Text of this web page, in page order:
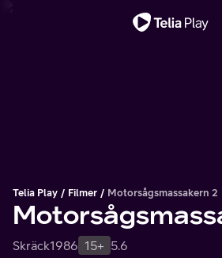
Telia Play Filmer Motorsågsmassakern 2
Skräck1986 15+ 5.6